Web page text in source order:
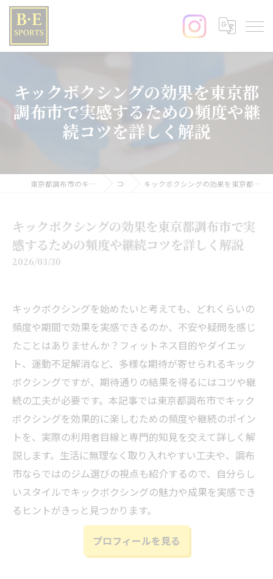
キックボクシングの効果を東京都
調布市で実感するための頻度や継
続コツを詳しく解説
東京都調布市のキックボクシングならB･E SPORTS コラム キックボクシングの効果を東京都調布市で実感するための頻度や継続コツを詳しく解説
キックボクシングの効果を東京都調布市で実
感するための頻度や継続コツを詳しく解説
2026/03/30
キックボクシングを始めたいと考えても、どれくらいの
頻度や期間で効果を実感できるのか、不安や疑問を感じ
たことはありませんか？フィットネス目的やダイエッ
ト、運動不足解消など、多様な期待が寄せられるキック
ボクシングですが、期待通りの結果を得るにはコツや継
続の工夫が必要です。本記事では東京都調布市でキック
ボクシングを効果的に楽しむための頻度や継続のポイン
トを、実際の利用者目線と専門的知見を交えて詳しく解
説します。生活に無理なく取り入れやすい工夫や、調布
市ならではのジム選びの視点も紹介するので、自分らし
いスタイルでキックボクシングの魅力や成果を実感でき
るヒントがきっと見つかります。
プロフィールを見る